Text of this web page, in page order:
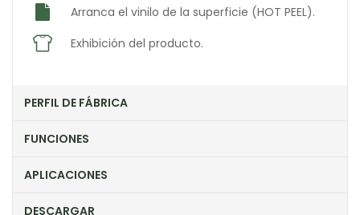
Arranca el vinilo de la superficie (HOT PEEL).
Exhibición del producto.
PERFIL DE FÁBRICA
FUNCIONES
APLICACIONES
DESCARGAR